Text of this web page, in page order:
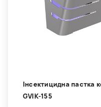
Інсектицидна пастка
GVIK-155